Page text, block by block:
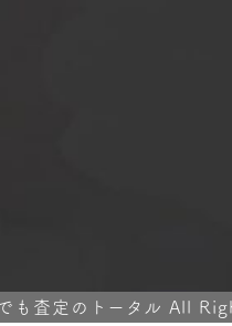
査定のトータル All